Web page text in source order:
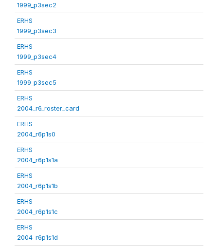
1999_p3sec2
ERHS
1999_p3sec3
ERHS
1999_p3sec4
ERHS
1999_p3sec5
ERHS
2004_r6_roster_card
ERHS
2004_r6p1s0
ERHS
2004_r6p1s1a
ERHS
2004_r6p1s1b
ERHS
2004_r6p1s1c
ERHS
2004_r6p1s1d